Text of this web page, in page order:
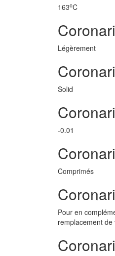
163oC
Légèrement
Solid
-0.01
Comprimés
Pour en
remplacement